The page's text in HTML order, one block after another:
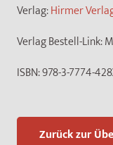
Verlag:Hirmer
Verlag Bestell-Link:
ISBN:978-3-7774-
Zurück zur